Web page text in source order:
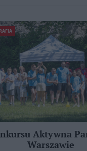
Aktywna
Warszawie